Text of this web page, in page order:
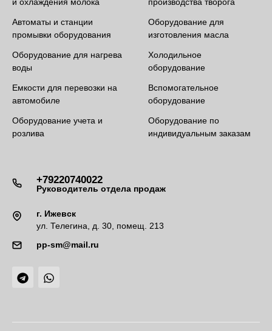
и охлаждения молока
Автоматы и станции
промывки оборудования
Оборудование для нагрева
воды
Емкости для перевозки на
автомобиле
Оборудование учета и
розлива
производства творога
Оборудование для
изготовления масла
Холодильное
оборудование
Вспомогательное
оборудование
Оборудование по
индивидуальным заказам
+79220740022
Руководитель отдела продаж
г. Ижевск
ул. Телегина, д. 30, помещ. 213
pp-sm@mail.ru